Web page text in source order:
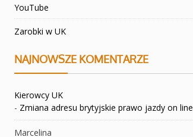
YouTube
Zarobki w UK
NAJNOWSZE KOMENTARZE
Kierowcy UK
- Zmiana adresu brytyjskie prawo jazdy on line
Marcelina